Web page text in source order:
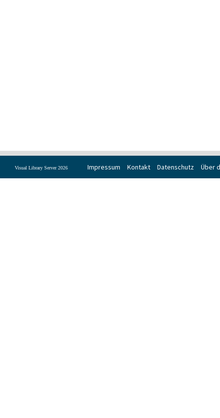
Impressum Kontakt Datenschutz Über
Visual Library Server 2026